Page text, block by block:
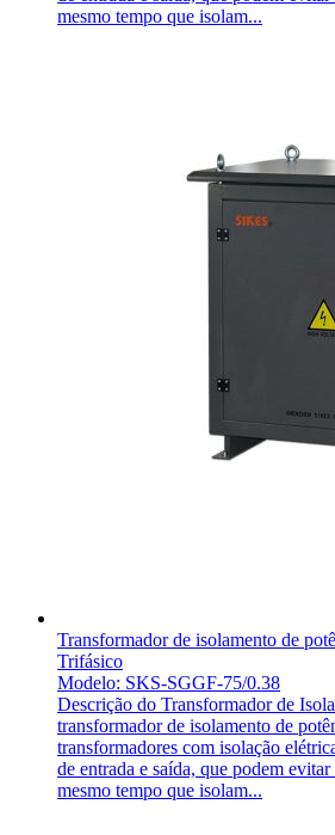
mesmo tempo que isolam...
Transformador de isolamento de
Trifásico
Modelo: SKS-SGGF-75/0.38
Descrição do Transformador de
transformador de isolamento de
transformadores com isolação
de entrada e saída, que podem
mesmo tempo que isolam...